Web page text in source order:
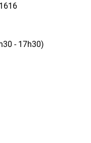
- 17h30)